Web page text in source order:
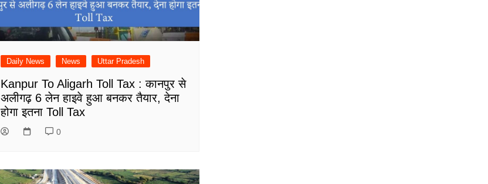
Daily News News Uttar Pradesh
Kanpur To Aligarh Toll Tax : कानपुर से
अलीगढ़ 6 लेन हाइवे हुआ बनकर तैयार, देना
होगा इतना Toll Tax
0